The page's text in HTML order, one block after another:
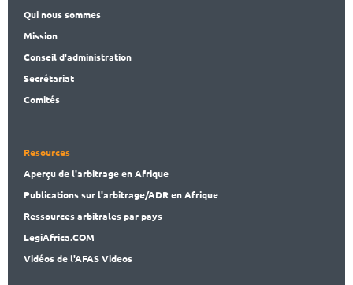
Qui nous sommes
Mission
Conseil d'administration
Secrétariat
Comités
Resources
Aperçu de l'arbitrage en Afrique
Publicationssur l'arbitrage/ADR en Afrique
Ressources arbitrales par pays
LegiAfrica.COM
Vidéos de l'AFAS Videos